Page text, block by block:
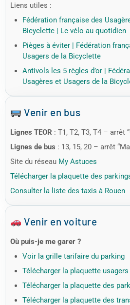
Liens utiles :
Fédération française des
Bicyclette | Le vélo au quotidien
Pièges à éviter | Fédération
Usagers de la Bicyclette
Antivols les 5 règles d’or |
Usagères et Usagers de la
Venir en bus
Lignes TEOR : T1, T2, T3, T4 – arrêt
Lignes de bus : 13, 15, 20 – arrêt
Site du réseau My Astuces
Télécharger la plaquette des
Consulter la liste des taxis à Rouen
Venir en voiture
Où puis-je me garer ?
Voir la grille tarifaire du parking
Télécharger la plaquette usagers
Télécharger la plaquette des
Télécharger la plaquette des